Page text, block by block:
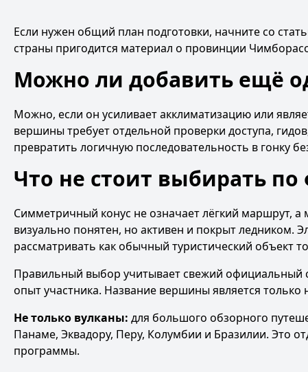
Если нужен общий план подготовки, начните со
страны пригодится материал о провинции
Можно ли добавить ещё
Можно, если он усиливает акклиматизацию или
вершины требует отдельной проверки доступа,
превратить логичную последовательность в гонку
Что не стоит выбирать
Симметричный конус не означает лёгкий маршрут,
визуально понятен, но активен и покрыт ледником.
рассматривать как обычный туристический объект
Правильный выбор учитывает свежий официальный
опыт участника. Название вершины является только
Не только вулканы: для большого обзорного
Панаме, Эквадору, Перу, Колумбии и Бразилии. Это
программы.